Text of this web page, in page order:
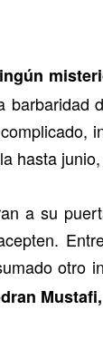
hasta
a su
otro